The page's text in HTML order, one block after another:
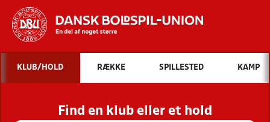
Hvad vil du søge efter?
INDHOLD OG NYHEDER
STILLINGER, RESULTATER, KLUBBER OG
KLUB/HOLD RÆKKE SPILLESTED KAMP
Find en klub eller et hold